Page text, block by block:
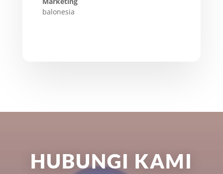
balonesia
HUBUNGI KAMI